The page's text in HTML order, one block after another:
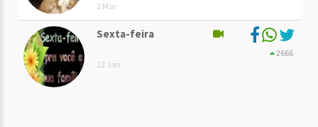
2 Mar
Sexta-feira
12 Jan
2666